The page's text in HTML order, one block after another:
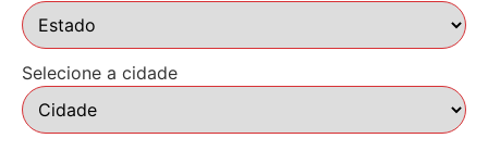
Selecione a cidade